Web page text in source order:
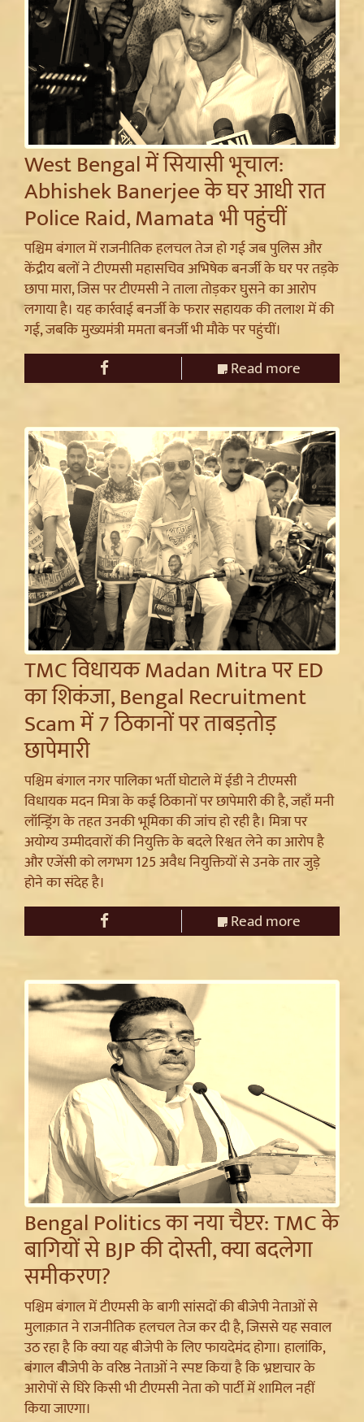
West Bengal में सियासी भूचाल:
Abhishek Banerjee के घर आधी रात
Police Raid, Mamata भी पहुंचीं
पश्चिम बंगाल में राजनीतिक हलचल तेज हो गई जब पुलिस और
केंद्रीय बलों ने टीएमसी महासचिव अभिषेक बनर्जी के घर पर तड़के
छापा मारा, जिस पर टीएमसी ने ताला तोड़कर घुसने का आरोप
लगाया है। यह कार्रवाई बनर्जी के फरार सहायक की तलाश में की
गई, जबकि मुख्यमंत्री ममता बनर्जी भी मौके पर पहुंचीं।
Read more
TMC विधायक Madan Mitra पर ED
का शिकंजा, Bengal Recruitment
Scam में 7 ठिकानों पर ताबड़तोड़
छापेमारी
पश्चिम बंगाल नगर पालिका भर्ती घोटाले में ईडी ने टीएमसी
विधायक मदन मित्रा के कई ठिकानों पर छापेमारी की है, जहाँ मनी
लॉन्ड्रिंग के तहत उनकी भूमिका की जांच हो रही है। मित्रा पर
अयोग्य उम्मीदवारों की नियुक्ति के बदले रिश्वत लेने का आरोप है
और एजेंसी को लगभग 125 अवैध नियुक्तियों से उनके तार जुड़े
होने का संदेह है।
Read more
Bengal Politics का नया चैप्टर: TMC के
बागियों से BJP की दोस्ती, क्या बदलेगा
समीकरण?
पश्चिम बंगाल में टीएमसी के बागी सांसदों की बीजेपी नेताओं से
मुलाक़ात ने राजनीतिक हलचल तेज कर दी है, जिससे यह सवाल
उठ रहा है कि क्या यह बीजेपी के लिए फायदेमंद होगा। हालांकि,
बंगाल बीजेपी के वरिष्ठ नेताओं ने स्पष्ट किया है कि भ्रष्टाचार के
आरोपों से घिरे किसी भी टीएमसी नेता को पार्टी में शामिल नहीं
किया जाएगा।